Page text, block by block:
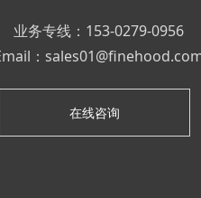
业务专线：153-0279-0956
：
在线咨询